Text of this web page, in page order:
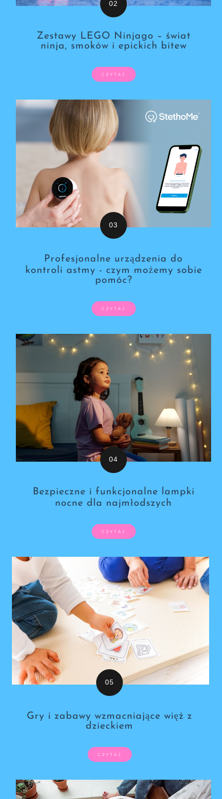
Zestawy LEGO Ninjago – świat
ninja, smoków i epickich bitew
CZYTAJ
Profesjonalne urządzenia do
kontroli astmy - czym możemy sobie
pomóc?
CZYTAJ
Bezpieczne i funkcjonalne lampki
nocne dla najmłodszych
CZYTAJ
Gry i zabawy wzmacniające więź z
dzieckiem
CZYTAJ